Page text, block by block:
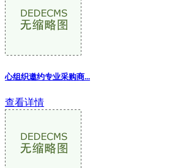
心组织邀约专业采购商...
查看详情